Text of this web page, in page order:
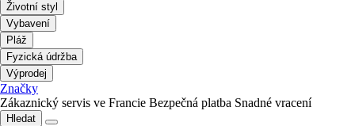
Životní styl
Vybavení
Pláž
Fyzická údržba
Výprodej
Značky
Zákaznický servis ve Francie Bezpečná platba Snadné vracení
Hledat